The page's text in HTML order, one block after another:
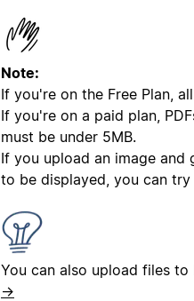
Note:
If you're on the Free Plan,
If you're on a paid plan,
must be under 5MB.
If you upload an image
to be displayed, you can
You can also upload files
→